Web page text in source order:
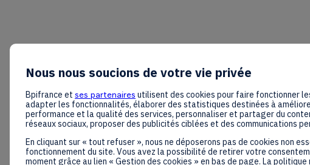
Nous nous soucions de votre vie privée
Bpifrance et ses partenaires utilisent des cookies pour faire fonctionner
adapter les fonctionnalités, élaborer des statistiques destinées à
performance et la qualité des services, personnaliser et partager du
réseaux sociaux, proposer des publicités ciblées et des communications
En cliquant sur « tout refuser », nous ne déposerons pas de cookies non
fonctionnement du site. Vous avez la possibilité de retirer votre
moment grâce au lien « Gestion des cookies » en bas de page. La